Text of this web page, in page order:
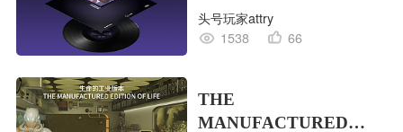
头号玩家attry
1538
66
THE
MANUFACTURED